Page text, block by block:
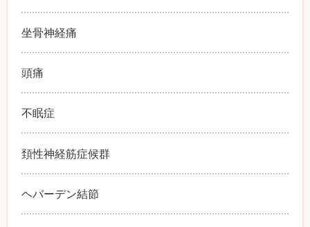
坐骨神経痛
頭痛
不眠症
頚性神経筋症候群
ヘバーデン結節